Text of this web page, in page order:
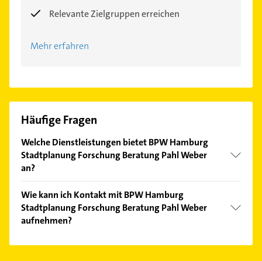
Relevante Zielgruppen erreichen
Mehr erfahren
Häufige Fragen
Welche Dienstleistungen bietet BPW Hamburg
Stadtplanung Forschung Beratung Pahl Weber
an?
und Stadtplanung.
Wie kann ich Kontakt mit BPW Hamburg
Stadtplanung Forschung Beratung Pahl Weber
aufnehmen?